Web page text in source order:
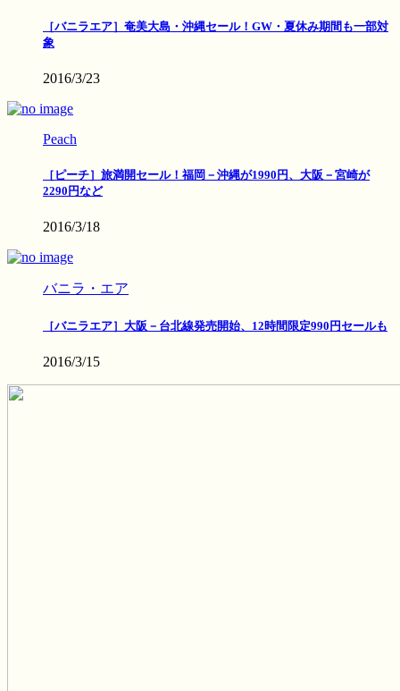
［バニラエア］奄美大島・沖縄セール！GW・夏休み期間も一部対
象
2016/3/23
Peach
［ピーチ］旅満開セール！福岡－沖縄が1990円、大阪－宮崎が
2290円など
2016/3/18
バニラ・エア
［バニラエア］大阪－台北線発売開始、12時間限定990円セールも
2016/3/15